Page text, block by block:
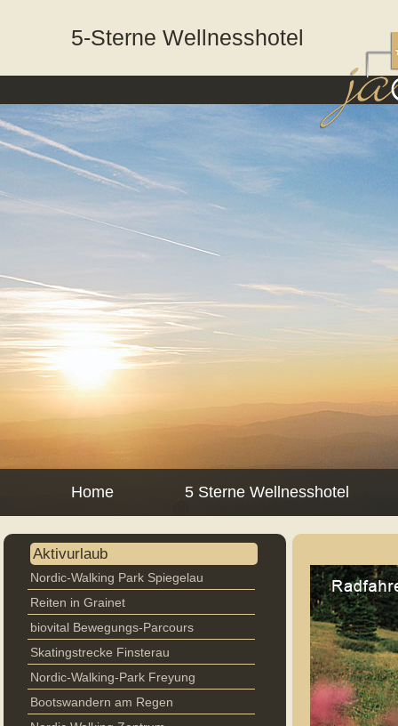
5-Sterne Wellnesshotel
Home 5 Sterne Wellnesshotel
Aktivurlaub
Nordic-Walking Park Spiegelau
Reiten in Grainet
biovital Bewegungs-Parcours
Skatingstrecke Finsterau
Nordic-Walking-Park Freyung
Bootswandern am Regen